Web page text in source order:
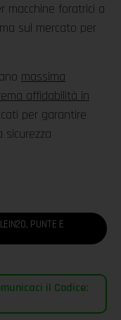
macchine foratrici a
sul mercato per
massima
affidabilità in
per garantire
sicurezza
, PUNTE E
il Codice: